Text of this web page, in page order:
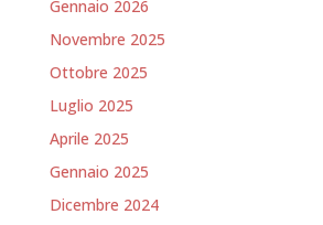
Gennaio 2026
Novembre 2025
Ottobre 2025
Luglio 2025
Aprile 2025
Gennaio 2025
Dicembre 2024